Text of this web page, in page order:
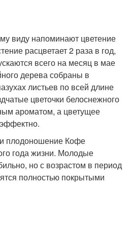
виду напоминают цветение
расцветает 2 раза в год,
всего на месяц в мае
дерева собраны в
листьев по всей длине
цветочки белоснежного
ароматом, а цветущее
плодоношение Кофе
года жизни. Молодые
но с возрастом в период
полностью покрытыми